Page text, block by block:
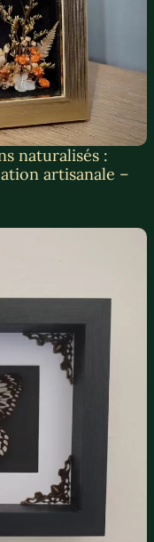
naturalisés :
artisanale –